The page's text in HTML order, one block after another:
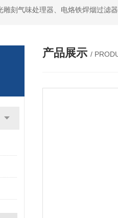
产品展示 /